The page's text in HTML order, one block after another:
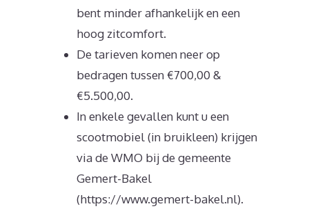
bent minder afhankelijk en een
hoog zitcomfort.
De tarieven komen neer op
bedragen tussen €700,00 &
€5.500,00.
In enkele gevallen kunt u een
scootmobiel (in bruikleen) krijgen
via de WMO bij de gemeente
Gemert-Bakel
(https://www.gemert-bakel.nl).